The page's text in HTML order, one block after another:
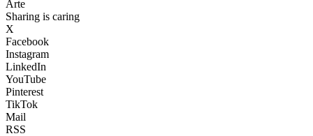
Arte
Sharing is caring
X
Facebook
Instagram
LinkedIn
YouTube
Pinterest
TikTok
Mail
RSS